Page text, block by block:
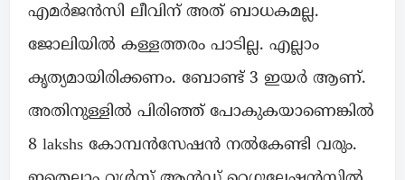
എമർജൻസി ലീവിന് അത് ബാധകമല്ല.
ജോലിയിൽ കള്ളത്തരം പാടില്ല. എല്ലാം
കൃത്യമായിരിക്കണം. ബോണ്ട്‌ 3 ഇയർ ആണ്.
അതിനുള്ളിൽ പിരിഞ്ഞ് പോകുകയാണെങ്കിൽ
8 lakshs കോമ്പൻസേഷൻ നൽകേണ്ടി വരും.